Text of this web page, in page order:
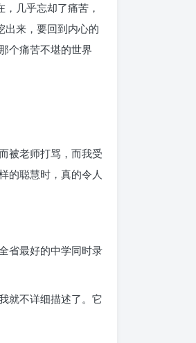
几乎忘却了痛苦，
出来，要回到内心的
个痛苦不堪的世界
被老师打骂，而我受
的聪慧时，真的令人
省最好的中学同时录
就不详细描述了。它